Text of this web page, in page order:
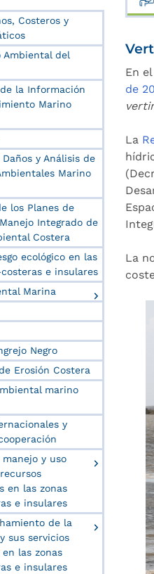
Costeros y
Ambiental del
la Información
Marino
y Análisis de
Marino
los Planes de
Integrado de
Costera
ecológico en las
e insulares
Marina
Negro
Erosión Costera
marino
y
manejo y uso
en las zonas
e insulares
de la
sus servicios
las zonas
e insulares
En
de
La
La